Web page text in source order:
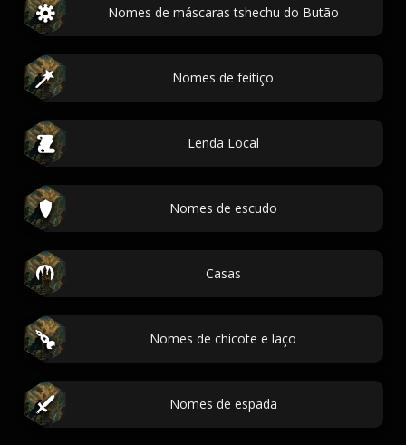
Nomes de máscaras tshechu do Butão
Nomes de feitiço
Lenda Local
Nomes de escudo
Casas
Nomes de chicote e laço
Nomes de espada